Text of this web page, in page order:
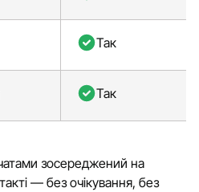
Так
Так
зосереджений на
— без очікування, без